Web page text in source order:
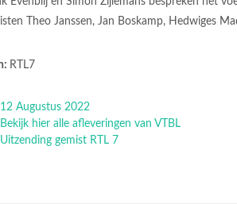
Theo Janssen, Jan Boskamp, Hedwiges
RTL7
12 Augustus 2022
Bekijk hier alle afleveringen van VTBL
Uitzending gemist RTL 7